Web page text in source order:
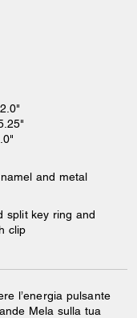
and metal
split key ring and
clip
l’energia pulsante
Mela sulla tua